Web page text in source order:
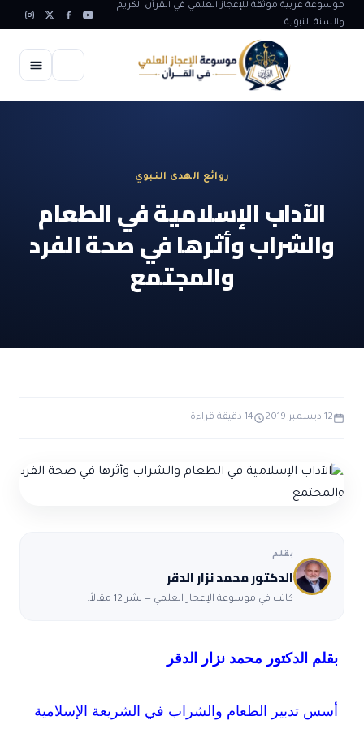
موسوعة عربية موثقة للإعجاز العلمي في القرآن الكريم
والسنة النبوية
الاعجاز الغيبي في القرآن
الاعجاز في علوم الفلك والفضاء
الاعجاز العلمي في الكائنات الحية
الاعجاز العلمي علوم الطب و الحياة
آيات الله في جسم الانسان
المقالات
المؤلفون
روائع الهدى النبوي
الآداب الإسلامية في الطعام
والشراب وأثرها في صحة الفرد
والمجتمع
12 ديسمبر 2019 14 دقيقة قراءة
بقلم
الدكتور محمد نزار الدقر
كاتب في موسوعة الإعجاز العلمي — نشر 12 مقالاً.
بقلم الدكتور محمد نزار الدقر
أسس تدبير الطعام والشراب في الشريعة الإسلامية